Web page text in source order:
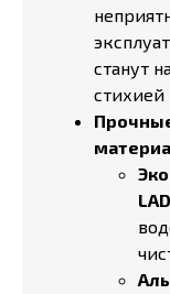
станут
стихией